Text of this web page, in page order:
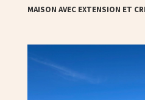
MAISON AVEC EXTENSION ET